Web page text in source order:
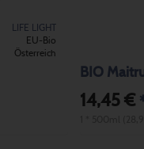
LIFE LIGHT
EU-Bio
Österreich
BIO
14,45 €